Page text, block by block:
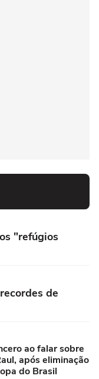
"refúgios
de
ao falar sobre
após eliminação
do Brasil